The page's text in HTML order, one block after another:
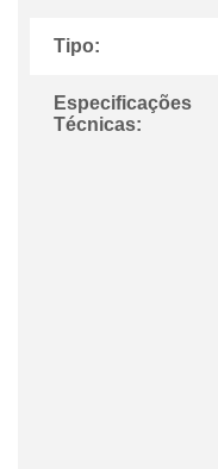
Tipo:
Especificações
Técnicas: